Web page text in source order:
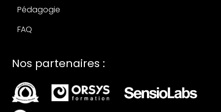
Pédagogie
FAQ
Nos partenaires :